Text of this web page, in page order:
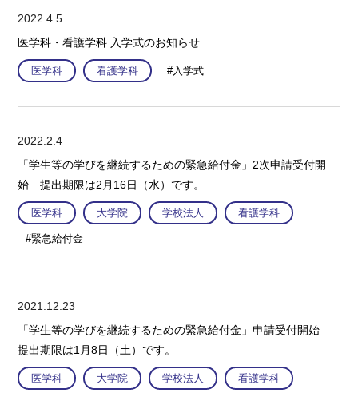
2022.4.5
医学科・看護学科 入学式のお知らせ
医学科 看護学科 #入学式
2022.2.4
「学生等の学びを継続するための緊急給付金」2次申請受付開
始 提出期限は2月16日（水）です。
医学科 大学院 学校法人 看護学科
#緊急給付金
2021.12.23
「学生等の学びを継続するための緊急給付金」申請受付開始
提出期限は1月8日（土）です。
医学科 大学院 学校法人 看護学科